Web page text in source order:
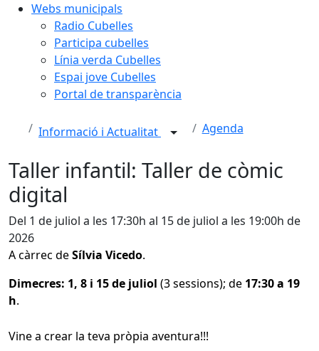
Webs municipals
Radio Cubelles
Participa cubelles
Línia verda Cubelles
Espai jove Cubelles
Portal de transparència
Informació i Actualitat Agenda
Taller infantil: Taller de còmic
digital
Del 1 de juliol a les 17:30h al 15 de juliol a les 19:00h de
2026
A càrrec deSílvia Vicedo.
Dimecres: 1, 8 i 15 de juliol (3 sessions); de 17:30 a 19
h.
Vine a crear la teva pròpia aventura!!!